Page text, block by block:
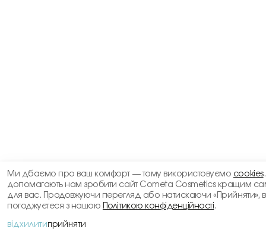
Ми дбаємо про ваш комфорт — тому використовуємо cookies
допомагають нам зробити сайт Cometa Cosmetics кращим
для вас. Продовжуючи перегляд або натискаючи «Прийняти»,
погоджуєтеся з нашою
Політикою конфіденційності.
відхилитиприйняти